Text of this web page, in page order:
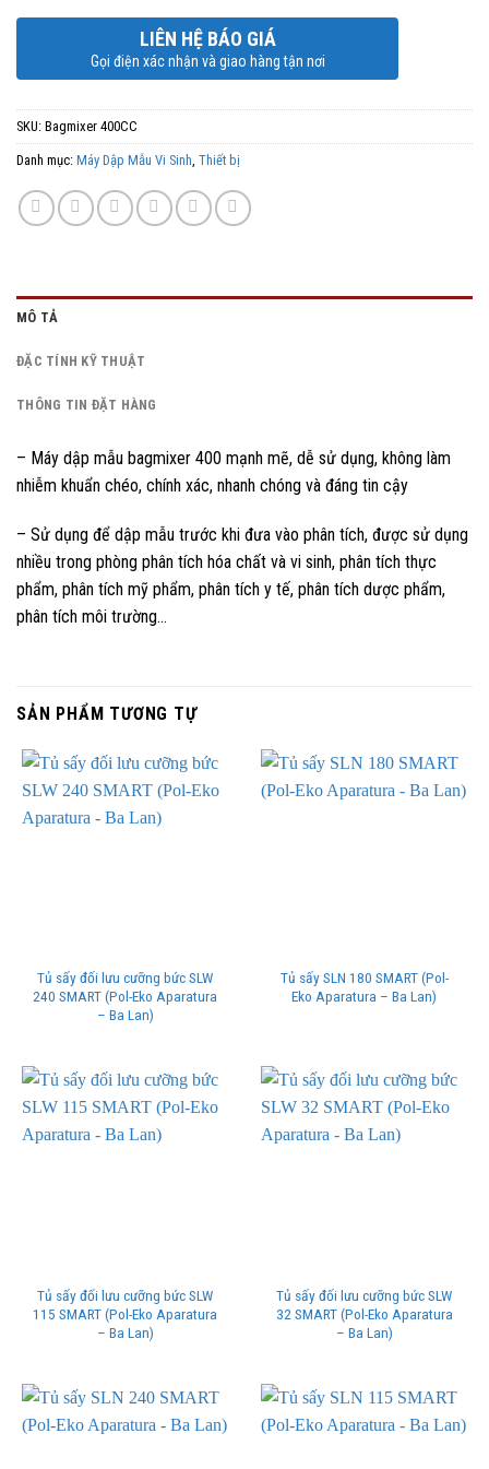
LIÊN HỆ BÁO GIÁ
Gọi điện xác nhận và giao hàng tận nơi
SKU: Bagmixer 400CC
Danh mục: Máy Dập Mẫu Vi Sinh Thiết bị
MÔ TẢ
ĐẶC TÍNH KỸ THUẬT
THÔNG TIN ĐẶT HÀNG
– Máy dập mẫu bagmixer 400 mạnh mẽ, dễ sử dụng, không làm
nhiễm khuẩn chéo, chính xác, nhanh chóng và đáng tin cậy
– Sử dụng để dập mẫu trước khi đưa vào phân tích, được sử dụng
nhiều trong phòng phân tích hóa chất và vi sinh, phân tích thực
phẩm, phân tích mỹ phẩm, phân tích y tế, phân tích dược phẩm,
phân tích môi trường…
SẢN PHẨM TƯƠNG TỰ
Tủ sấy đối lưu cưỡng bức SLW
240 SMART (Pol-Eko Aparatura
– Ba Lan)
Tủ sấy SLN 180 SMART (Pol-
Eko Aparatura – Ba Lan)
Tủ sấy đối lưu cưỡng bức SLW
115 SMART (Pol-Eko Aparatura
– Ba Lan)
Tủ sấy đối lưu cưỡng bức SLW
32 SMART (Pol-Eko Aparatura
– Ba Lan)